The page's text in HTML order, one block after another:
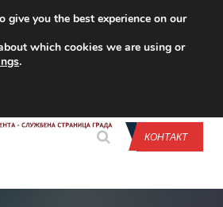
CONTACT US
КОНТАКТ
give you the best experience on our
which cookies we are using or
.